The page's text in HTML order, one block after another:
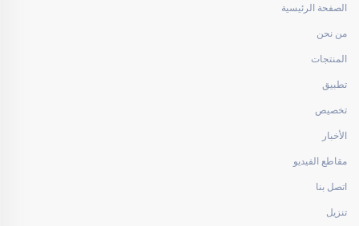
الصفحة الرئيسية
من نحن
المنتجات
تطبيق
تخصيص
الأخبار
مقاطع الفيديو
اتصل بنا
تنزيل